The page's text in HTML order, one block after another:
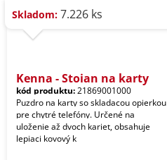
Skladom: 7.226 ks
Kenna - Stojan na karty
kód produktu:21869001000
Puzdro na karty so skladacou opierkou
pre chytré telefóny. Určené na
uloženie až dvoch kariet, obsahuje
lepiaci kovový k